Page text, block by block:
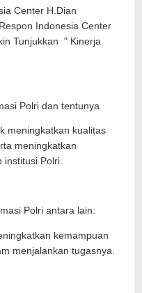
Center H.Dian
Indonesia Center
Tunjukkan " Kinerja
Polri dan tentunya
meningkatkan kualitas
meningkatkan
institusi Polri.
Polri antara lain:
kemampuan
menjalankan tugasnya.